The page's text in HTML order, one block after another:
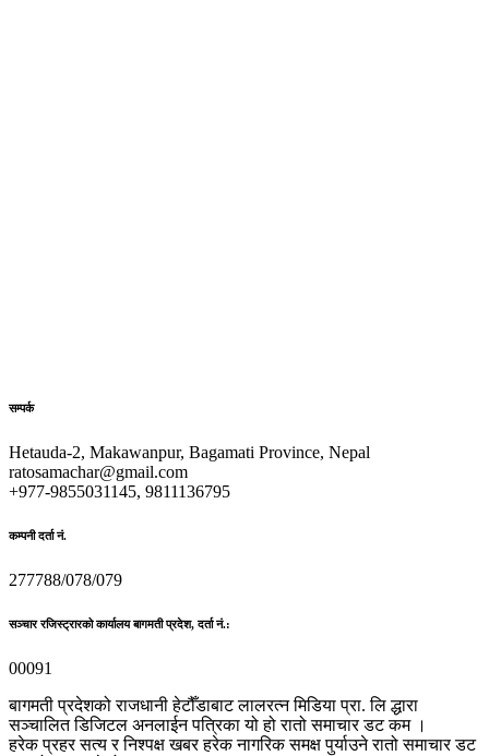
सम्पर्क
Hetauda-2, Makawanpur, Bagamati Province, Nepal
ratosamachar@gmail.com
+977-9855031145, 9811136795
कम्पनी दर्ता नं.
277788/078/079
सञ्चार रजिस्ट्रारको कार्यालय बागमती प्रदेश, दर्ता नं.:
00091
बागमती प्रदेशको राजधानी हेटौँडाबाट लालरत्न मिडिया प्रा. लि द्धारा
सञ्चालित डिजिटल अनलाईन पत्रिका यो हो रातो समाचार डट कम ।
हरेक प्रहर सत्य र निश्पक्ष खबर हरेक नागरिक समक्ष पुर्याउने रातो समाचार डट